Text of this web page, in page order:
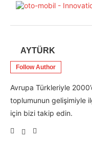
AYTÜRK
Follow Author
Avrupa Türkleriyle
toplumunun gelişimiyle
için bizi takip edin.